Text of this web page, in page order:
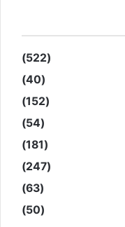
(522)
(40)
(152)
(54)
(181)
(247)
(63)
(50)